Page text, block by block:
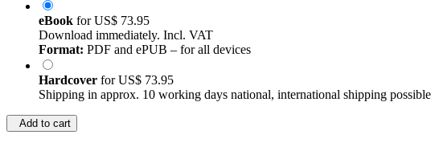
eBook forUS$ 73.95
Download immediately. Incl. VAT
Format: PDF and ePUB – for all devices
Hardcover forUS$ 73.95
Shipping in approx. 10 working days national, international shipping possible
Add to cart